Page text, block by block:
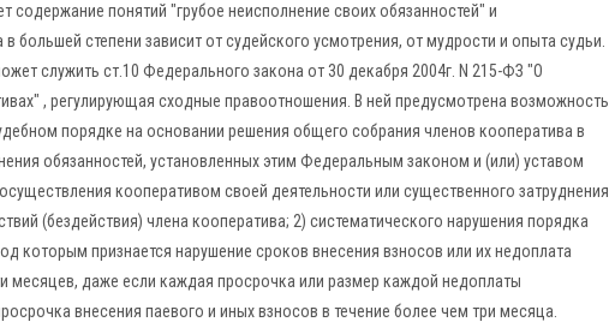
понятий "грубое неисполнение своих обязанностей" и
большей степени зависит от судейского усмотрения, от мудрости и опыта судьи.
служить ст.10 Федерального закона от 30 декабря 2004г. N 215-ФЗ "О
, регулирующая сходные правоотношения. В ней предусмотрена возможность
порядке на основании решения общего собрания членов кооператива в
обязанностей, установленных этим Федеральным законом и (или) уставом
кооперативом своей деятельности или существенного затруднения
(бездействия) члена кооператива; 2) систематического нарушения порядка
которым признается нарушение сроков внесения взносов или их недоплата
месяцев, даже если каждая просрочка или размер каждой недоплаты
внесения паевого и иных взносов в течение более чем три месяца.